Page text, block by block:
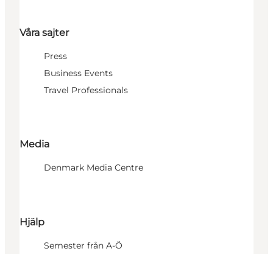
Våra sajter
Press
Business Events
Travel Professionals
Media
Denmark Media Centre
Hjälp
Semester från A-Ö